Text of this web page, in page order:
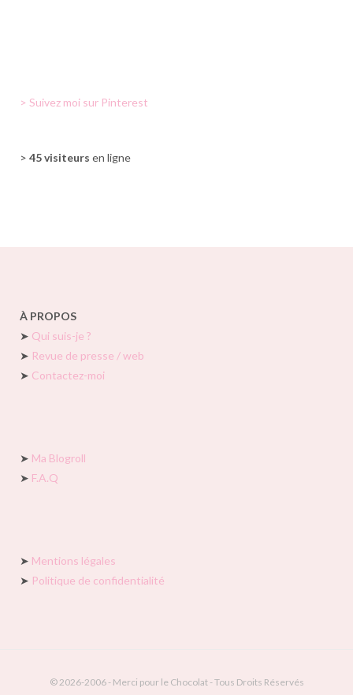
> Suivez moi sur Pinterest
> 45 visiteurs en ligne
À PROPOS
➤ Qui suis-je ?
➤ Revue de presse / web
➤ Contactez-moi
➤ Ma Blogroll
➤ F.A.Q
➤ Mentions légales
➤ Politique de confidentialité
© 2026-2006 - Merci pour le Chocolat - Tous Droits Réservés